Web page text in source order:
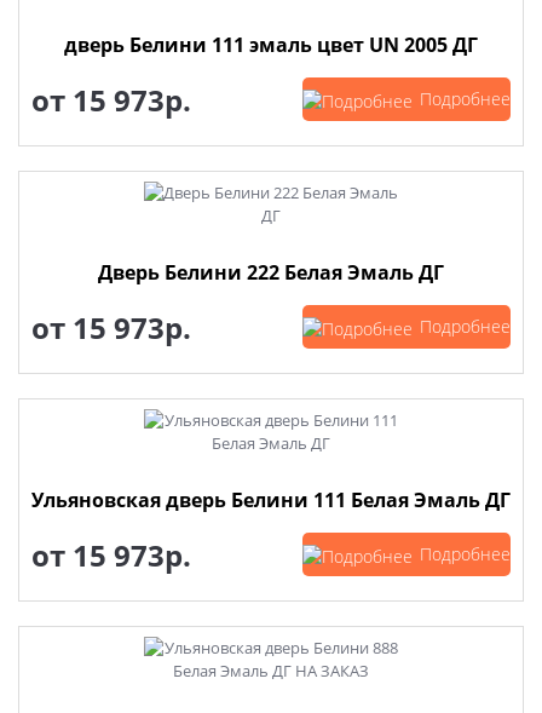
дверь Белини 111 эмаль цвет UN 2005 ДГ
от 15 973р. Подробнее
Дверь Белини 222 Белая Эмаль ДГ
от 15 973р. Подробнее
Ульяновская дверь Белини 111 Белая Эмаль ДГ
от 15 973р. Подробнее